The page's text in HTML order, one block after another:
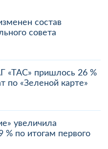
состав
совета
«ТАС» пришлось 26 %
по «Зеленой карте»
увеличила
% по итогам первого